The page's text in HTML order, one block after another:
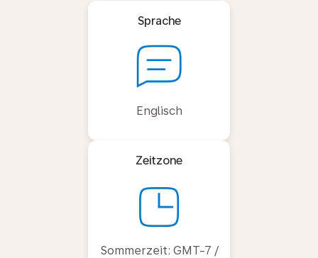
Sprache
Englisch
Zeitzone
Sommerzeit: GMT-7 /